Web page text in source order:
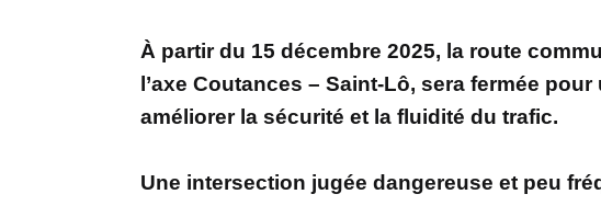
À partir du 15 décembre 2025, la route
l’axe Coutances – Saint-Lô, sera fermée
améliorer la sécurité et la fluidité du trafic.
Une intersection jugée dangereuse et peu